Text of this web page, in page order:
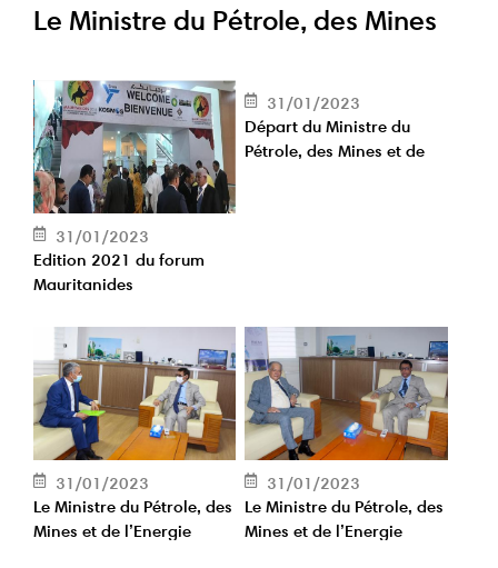
Le Ministre du Pétrole, des Mines
l’Ambassadeur Chef de
Délégation de l’UE à Nouakchott
31/01/2023
Edition 2021 du forum
Mauritanides
31/01/2023
Départ du Ministre du
Pétrole, des Mines et de
31/01/2023
Le Ministre du Pétrole, des
Mines et de l’Energie
31/01/2023
Le Ministre du Pétrole, des
Mines et de l’Energie